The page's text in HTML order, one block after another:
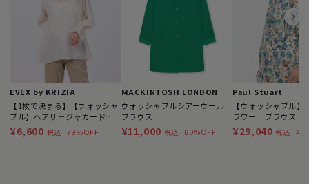
EVEX by KRIZIA
【1枚で決まる】【ウォッシャ
ブル】ヘアリ－ジャカードブ
ラウス
¥6,600 税込 79%OFF
MACKINTOSH LONDON
ウォッシャブルシアーウール
ブラウス
¥11,000 税込 80%OFF
Paul Stuart
【ウォッシャブル】
ラワー ブラウス
¥29,040 税込